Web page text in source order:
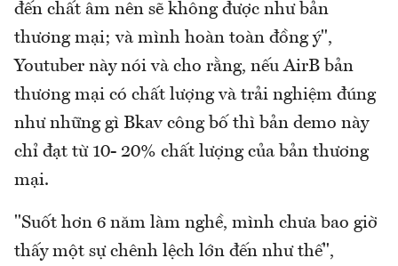
đến chất âm nên sẽ không được như bản
thương mại; và mình hoàn toàn đồng ý",
Youtuber này nói và cho rằng, nếu AirB bản
thương mại có chất lượng và trải nghiệm đúng
như những gì Bkav công bố thì bản demo này
chỉ đạt từ 10- 20% chất lượng của bản thương
mại.
"Suốt hơn 6 năm làm nghề, mình chưa bao giờ
thấy một sự chênh lệch lớn đến như thế",